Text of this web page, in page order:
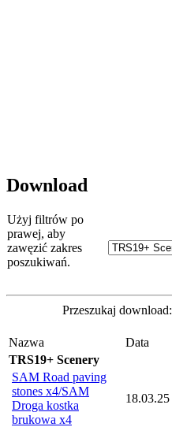
Download
Użyj filtrów po
prawej, aby
zawęzić zakres
poszukiwań.
Przeszukaj download:
Nazwa Data
TRS19+ Scenery
SAM Road paving
stones x4/SAM
Droga kostka
brukowa x4
18.03.25